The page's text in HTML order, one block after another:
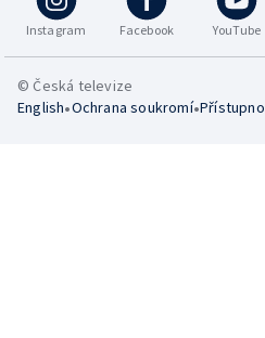
Instagram Facebook YouTube
© Česká televize
English•Ochrana soukromí•